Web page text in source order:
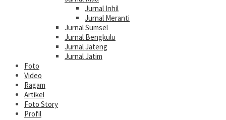
Jurnal Inhil
Jurnal Meranti
Jurnal Sumsel
Jurnal Bengkulu
Jurnal Jateng
Jurnal Jatim
Foto
Video
Ragam
Artikel
Foto Story
Profil